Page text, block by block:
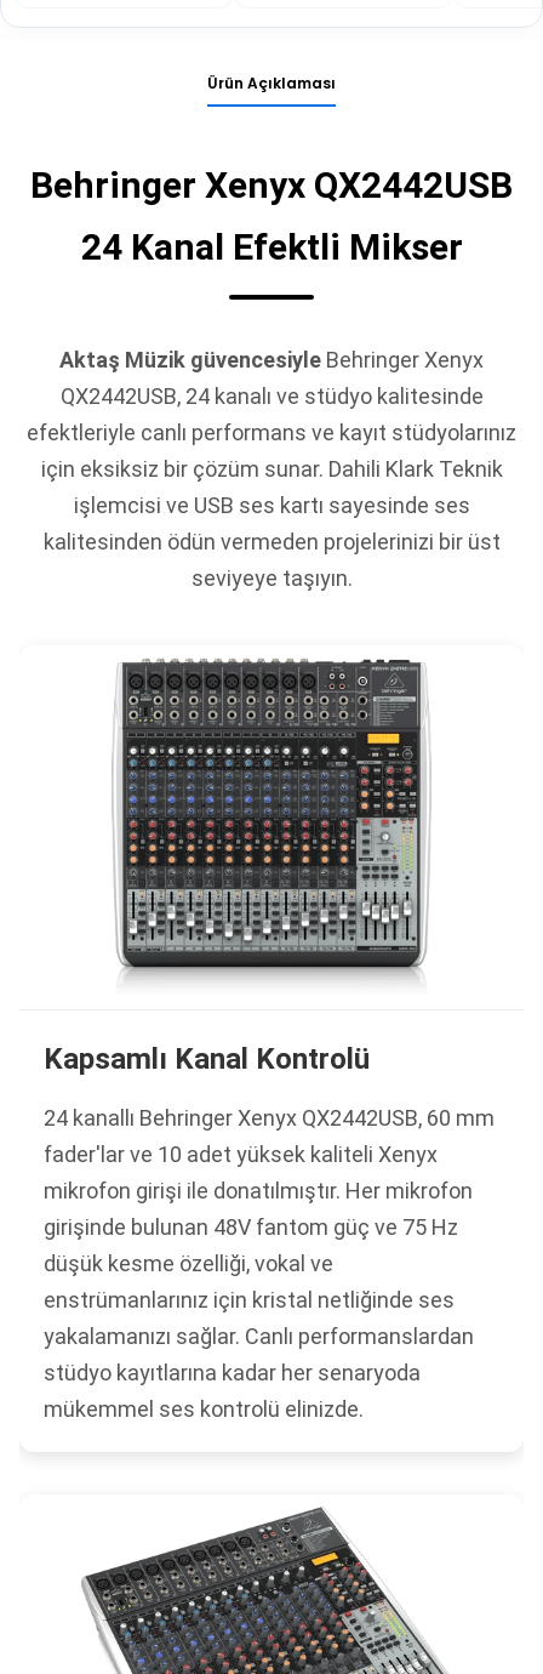
Ürün Açıklaması
Behringer Xenyx QX2442USB
24 Kanal Efektli Mikser
Aktaş Müzik güvencesiyle Behringer Xenyx
QX2442USB, 24 kanalı ve stüdyo kalitesinde
efektleriyle canlı performans ve kayıt stüdyolarınız
için eksiksiz bir çözüm sunar. Dahili Klark Teknik
işlemcisi ve USB ses kartı sayesinde ses
kalitesinden ödün vermeden projelerinizi bir üst
seviyeye taşıyın.
Kapsamlı Kanal Kontrolü
24 kanallı Behringer Xenyx QX2442USB, 60 mm
fader'lar ve 10 adet yüksek kaliteli Xenyx
mikrofon girişi ile donatılmıştır. Her mikrofon
girişinde bulunan 48V fantom güç ve 75 Hz
düşük kesme özelliği, vokal ve
enstrümanlarınız için kristal netliğinde ses
yakalamanızı sağlar. Canlı performanslardan
stüdyo kayıtlarına kadar her senaryoda
mükemmel ses kontrolü elinizde.